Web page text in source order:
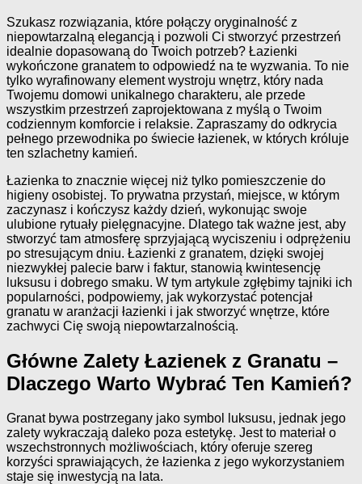
Szukasz rozwiązania, które połączy oryginalność z
niepowtarzalną elegancją i pozwoli Ci stworzyć przestrzeń
idealnie dopasowaną do Twoich potrzeb? Łazienki
wykończone granatem to odpowiedź na te wyzwania. To nie
tylko wyrafinowany element wystroju wnętrz, który nada
Twojemu domowi unikalnego charakteru, ale przede
wszystkim przestrzeń zaprojektowana z myślą o Twoim
codziennym komforcie i relaksie. Zapraszamy do odkrycia
pełnego przewodnika po świecie łazienek, w których króluje
ten szlachetny kamień.
Łazienka to znacznie więcej niż tylko pomieszczenie do
higieny osobistej. To prywatna przystań, miejsce, w którym
zaczynasz i kończysz każdy dzień, wykonując swoje
ulubione rytuały pielęgnacyjne. Dlatego tak ważne jest, aby
stworzyć tam atmosferę sprzyjającą wyciszeniu i odprężeniu
po stresującym dniu. Łazienki z granatem, dzięki swojej
niezwykłej palecie barw i faktur, stanowią kwintesencję
luksusu i dobrego smaku. W tym artykule zgłębimy tajniki ich
popularności, podpowiemy, jak wykorzystać potencjał
granatu w aranżacji łazienki i jak stworzyć wnętrze, które
zachwyci Cię swoją niepowtarzalnością.
Główne Zalety Łazienek z Granatu –
Dlaczego Warto Wybrać Ten Kamień?
Granat bywa postrzegany jako symbol luksusu, jednak jego
zalety wykraczają daleko poza estetykę. Jest to materiał o
wszechstronnych możliwościach, który oferuje szereg
korzyści sprawiających, że łazienka z jego wykorzystaniem
staje się inwestycją na lata.